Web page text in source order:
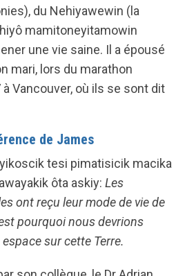
du Nehiyawewin (la
mamitoneyitamowin
une vie saine. Il a épousé
mari, lors du marathon
Vancouver, où ils se sont dit
de James
tesi pimatisicik macika
ôta askiy: Les
ont reçu leur mode de vie de
pourquoi nous devrions
sur cette Terre.